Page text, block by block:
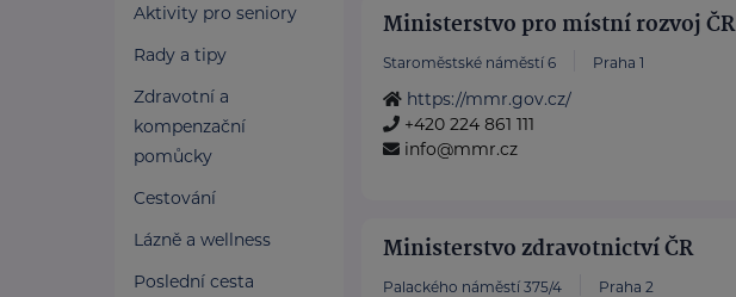
Aktivity pro seniory
Rady a tipy
Zdravotní a
kompenzační
pomůcky
Cestování
Lázně a wellness
Poslední cesta
Ministerstvo pro místní rozvoj ČR
Staroměstské náměstí 6 Praha 1
https://mmr.gov.cz/
+420 224 861 111
info@mmr.cz
Ministerstvo zdravotnictví ČR
Palackého náměstí 375/4 Praha 2